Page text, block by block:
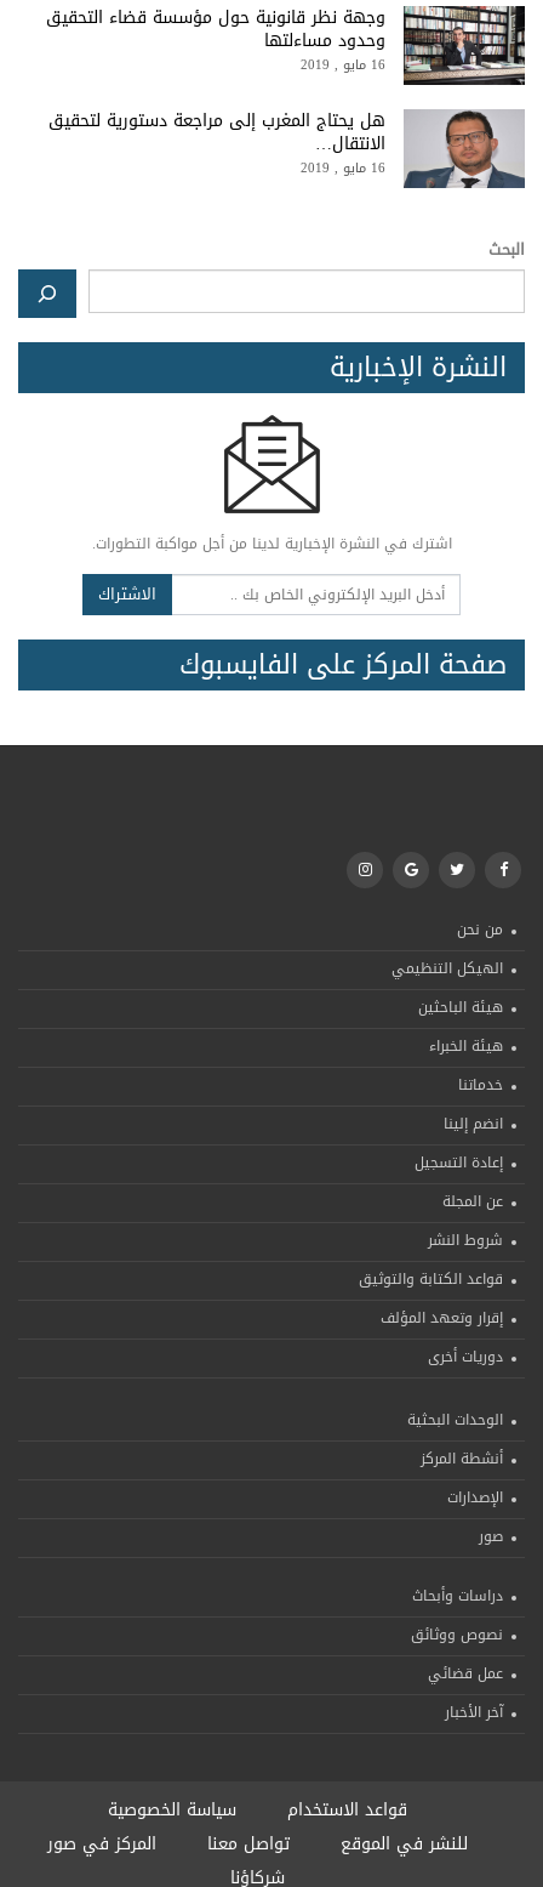
وجهة نظر قانونية حول مؤسسة قضاء التحقيق
وحدود مساءلتها
16 مايو , 2019
هل يحتاج المغرب إلى مراجعة دستورية لتحقيق
الانتقال…
16 مايو , 2019
البحث
النشرة الإخبارية
اشترك في النشرة الإخبارية لدينا من أجل مواكبة التطورات.
الاشتراك
صفحة المركز على الفايسبوك
من نحن
الهيكل التنظيمي
هيئة الباحثين
هيئة الخبراء
خدماتنا
انضم إلينا
إعادة التسجيل
عن المجلة
شروط النشر
قواعد الكتابة والتوثيق
إقرار وتعهد المؤلف
دوريات أخرى
الوحدات البحثية
أنشطة المركز
الإصدارات
صور
دراسات وأبحاث
نصوص ووثائق
عمل قضائي
آخر الأخبار
قواعد الاستخدام
سياسة الخصوصية
للنشر في الموقع
تواصل معنا
المركز في صور
شركاؤنا